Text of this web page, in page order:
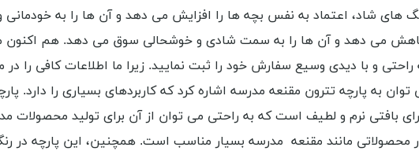
های شاد، اعتماد به نفس بچه ها را افزایش می دهد و آن ها را به
کاهش می دهد و آن ها را به سمت شادی و خوشحالی سوق می دهد. هم اکنون
و با دیدی وسیع سفارش خود را ثبت نمایید. زیرا ما اطلاعات کافی را
به پارچه تترون مقنعه مدرسه اشاره کرد که کاربردهای بسیاری را دارد.
بافتی نرم و لطیف است که به راحتی می توان از آن برای تولید محصولات
مانند مقنعه مدرسه بسیار مناسب است. همچنین، این پارچه در